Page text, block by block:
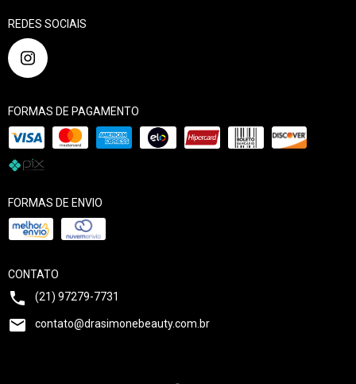
REDES SOCIAIS
FORMAS DE PAGAMENTO
FORMAS DE ENVIO
CONTATO
(21) 97279-7731
contato@drasimonebeauty.com.br